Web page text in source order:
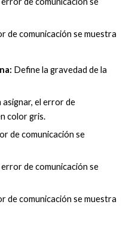
de comunicación se muestra
: Define la gravedad de la
asignar, el error de
color gris.
de comunicación se
de comunicación se
de comunicación se muestra